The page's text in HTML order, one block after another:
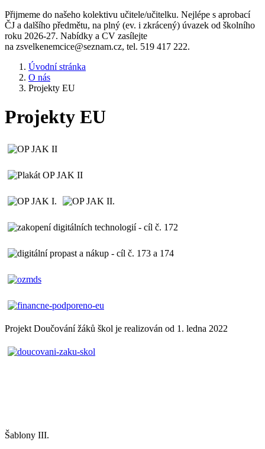
Přijmeme do našeho kolektivu učitele/učitelku. Nejlépe s aprobací
ČJ a dalšího předmětu, na plný (ev. i zkrácený) úvazek od školního
roku 2026-27. Nabídky a CV zasílejte
na zsvelkenemcice@seznam.cz, tel. 519 417 222.
Úvodní stránka
O nás
Projekty EU
Projekty EU
Projekt Doučování žáků škol je realizován od 1. ledna 2022
Šablony III.